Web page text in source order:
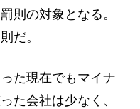
則の対象となる。
だ。
た現在でもマイナ
た会社は少なく、